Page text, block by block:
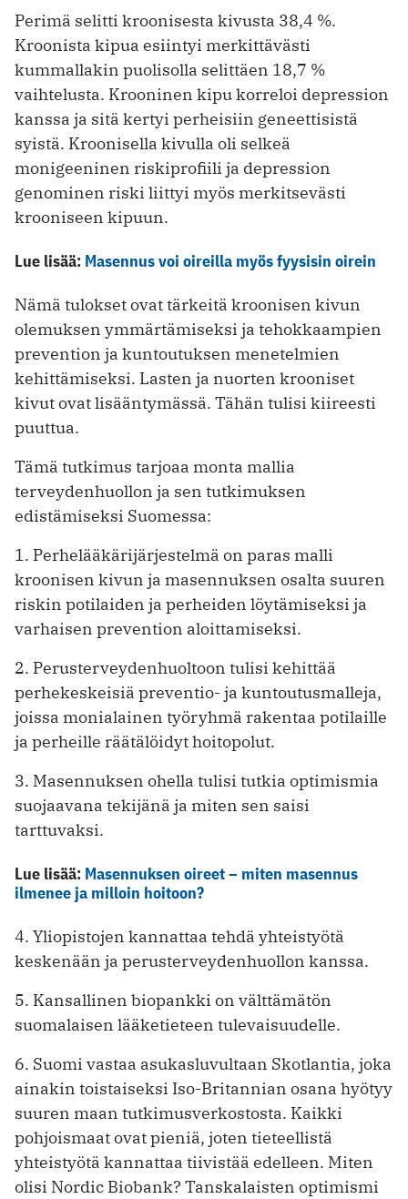
Perimä selitti kroonisesta kivusta 38,4 %.
Kroonista kipua esiintyi merkittävästi
kummallakin puolisolla selittäen 18,7 %
vaihtelusta. Krooninen kipu korreloi depression
kanssa ja sitä kertyi perheisiin geneettisistä
syistä. Kroonisella kivulla oli selkeä
monigeeninen riskiprofiili ja depression
genominen riski liittyi myös merkitsevästi
krooniseen kipuun.
Lue lisää: Masennus voi oireilla myös fyysisin oirein
Nämä tulokset ovat tärkeitä kroonisen kivun
olemuksen ymmärtämiseksi ja tehokkaampien
prevention ja kuntoutuksen menetelmien
kehittämiseksi. Lasten ja nuorten krooniset
kivut ovat lisääntymässä. Tähän tulisi kiireesti
puuttua.
Tämä tutkimus tarjoaa monta mallia
terveydenhuollon ja sen tutkimuksen
edistämiseksi Suomessa:
1. Perhelääkärijärjestelmä on paras malli
kroonisen kivun ja masennuksen osalta suuren
riskin potilaiden ja perheiden löytämiseksi ja
varhaisen prevention aloittamiseksi.
2. Perusterveydenhuoltoon tulisi kehittää
perhekeskeisiä preventio- ja kuntoutusmalleja,
joissa monialainen työryhmä rakentaa potilaille
ja perheille räätälöidyt hoitopolut.
3. Masennuksen ohella tulisi tutkia optimismia
suojaavana tekijänä ja miten sen saisi
tarttuvaksi.
Lue lisää: Masennuksen oireet – miten masennus
ilmenee ja milloin hoitoon?
4. Yliopistojen kannattaa tehdä yhteistyötä
keskenään ja perusterveydenhuollon kanssa.
5. Kansallinen biopankki on välttämätön
suomalaisen lääketieteen tulevaisuudelle.
6. Suomi vastaa asukasluvultaan Skotlantia, joka
ainakin toistaiseksi Iso-Britannian osana hyötyy
suuren maan tutkimusverkostosta. Kaikki
pohjoismaat ovat pieniä, joten tieteellistä
yhteistyötä kannattaa tiivistää edelleen. Miten
olisi Nordic Biobank? Tanskalaisten optimismi